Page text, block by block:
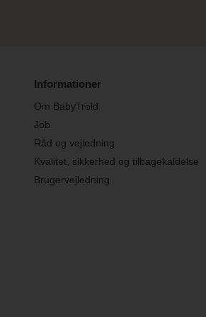
Informationer
Om BabyTrold
Job
Råd og vejledning
Kvalitet, sikkerhed og tilbagekaldelse
Brugervejledning